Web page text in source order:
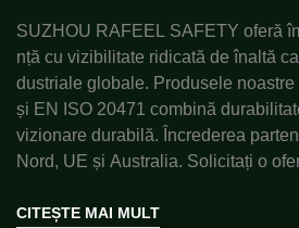
șantiere sau a lanternelor,
poartă veste fluorescente din
observat de la până la 400 de
deosebire de veste obișnuite din
griul caracteristic iernii, acest
de văzut” în „imposibil de ignorat”,
SUZHOU RAFEEL SAFETY oferă
nță cu vizibilitate ridicată de înaltă
dustriale globale. Produsele
și EN ISO 20471 combină
vizionare durabilă. Încrederea
Nord, UE și Australia. Solicitați o
CITEȘTE MAI MULT